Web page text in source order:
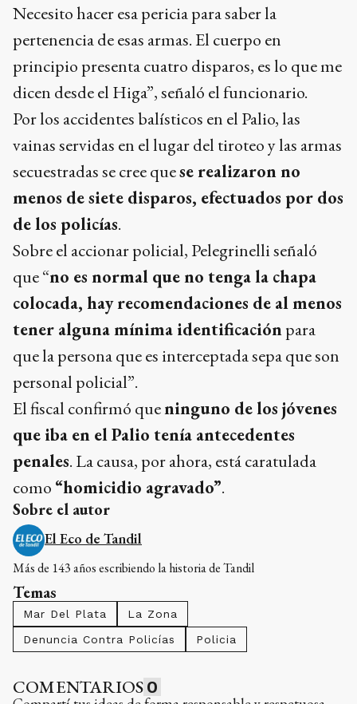
Necesito hacer esa pericia para saber la
pertenencia de esas armas. El cuerpo en
principio presenta cuatro disparos, es lo que me
dicen desde el Higa”, señaló el funcionario.
Por los accidentes balísticos en el Palio, las
vainas servidas en el lugar del tiroteo y las armas
secuestradas se cree quese realizaron no
menos de siete disparos, efectuados por dos
de los policías.
Sobre el accionar policial, Pelegrinelli señaló
que “no es normal que no tenga la chapa
colocada, hay recomendaciones de al menos
tener alguna mínima identificaciónpara
que la persona que es interceptada sepa que son
personal policial”.
El fiscal confirmó queninguno de los jóvenes
que iba en el Palio tenía antecedentes
penales. La causa, por ahora, está caratulada
como “homicidio agravado”.
Sobre el autor
El Eco de Tandil
Más de 143 años escribiendo la historia de Tandil
Temas
Mar Del Plata
La Zona
Denuncia Contra Policías
Policia
COMENTARIOS 0